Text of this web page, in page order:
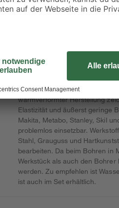
Ladegerät
Der leistungsstarke HSS-R-
Hochleistungsschnellstahl ist
warmverformter Herstellung
Elastizität und äußerst geringe
Makita, Metabo, Stanley, Skil
problemlos einsetzbar.
Stahl, Grauguss und
bearbeiten. Da beim Bohren in
Werkstück als auch den
werden. Zu empfehlen ist
ist auch im Set erhältlich.